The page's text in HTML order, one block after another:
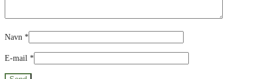
Navn *
E-mail *